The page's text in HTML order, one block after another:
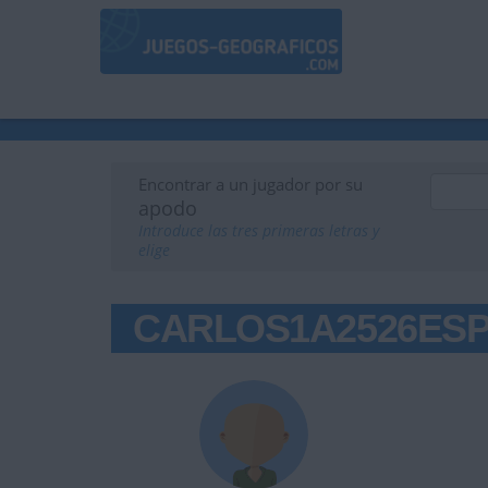
Encontrar a un jugador por su
apodo